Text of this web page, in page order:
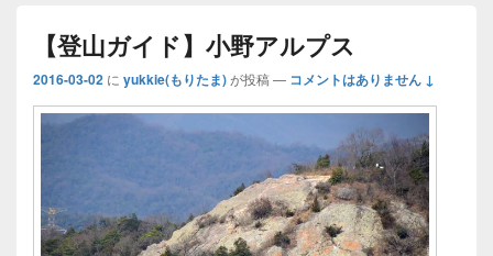
【登山ガイド】小野アルプス
2016-03-02 に yukkie(もりたま)が投稿 — コメントはありません ↓